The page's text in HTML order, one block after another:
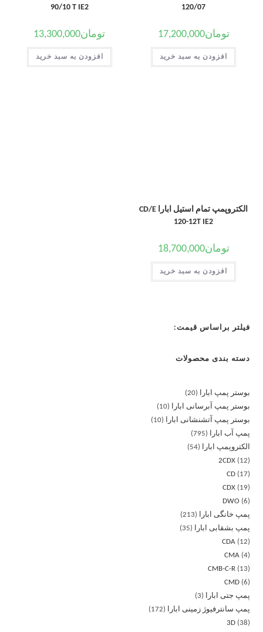
120/07
تومان17,200,000
افزودن به سبد خرید
90/10 T IE2
تومان13,300,000
افزودن به سبد خرید
الکتروپمپ تمام استیل ابارا CD/E
120-12T IE2
تومان18,700,000
افزودن به سبد خرید
فیلتر براساس قیمت:
دسته بندی محصولات
بوستر پمپ ابارا
20
بوستر پمپ آبرسانی ابارا
10
بوستر پمپ آتشنشانی ابارا
10
پمپ آب ابارا
795
الکتروپمپ ابارا
54
2CDX
12
CD
17
CDX
19
DWO
6
پمپ خانگی ابارا
213
پمپ بشقابی ابارا
35
CDA
12
CMA 4
CMB-C-R
13
CMD 6
پمپ جتی ابارا
3
پمپ سانترفیوژ زمینی ابارا
172
3D 38